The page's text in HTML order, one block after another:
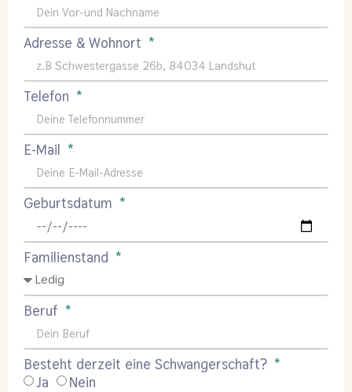
Adresse & Wohnort
Telefon
E-Mail
Geburtsdatum
Familienstand
Beruf
Besteht derzeit eine Schwangerschaft?
Ja
Nein